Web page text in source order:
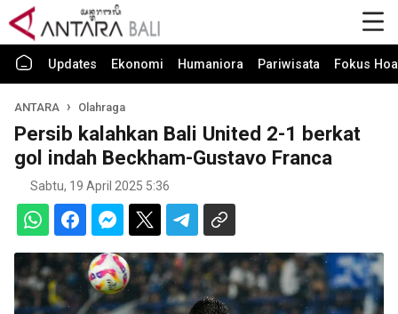
Updates Ekonomi Humaniora Pariwisata Fokus
ANTARA Olahraga
Persib kalahkan Bali United 2-1 berkat
gol indah Beckham-Gustavo Franca
Sabtu, 19 April 2025 5:36